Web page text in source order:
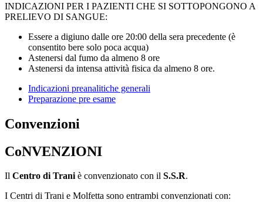
INDICAZIONI PER I PAZIENTI CHE SI SOTTOPONGONO A
PRELIEVO DI SANGUE:
Essere a digiuno dalle ore 20:00 della sera precedente (è
consentito bere solo poca acqua)
Astenersi dal fumo da almeno 8 ore
Astenersi da intensa attività fisica da almeno 8 ore.
Indicazioni preanalitiche generali
Preparazione pre esame
Convenzioni
CoNVENZIONI
Il Centro di Traniè convenzionato con il S.S.R.
I Centri di Trani e Molfetta sono entrambi convenzionati con: